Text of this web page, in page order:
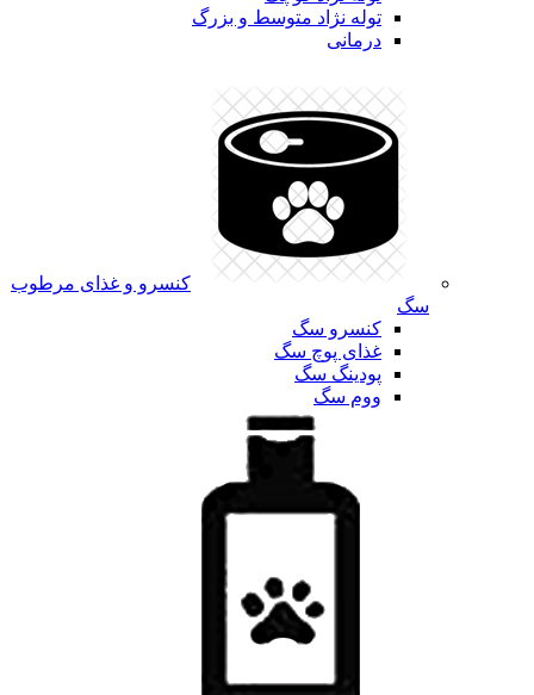
توله نژاد متوسط و بزرگ
درمانی
کنسرو و غذای مرطوب
سگ
کنسرو سگ
غذای پوچ سگ
پودینگ سگ
ووم سگ